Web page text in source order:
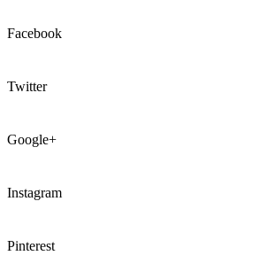
Facebook
Twitter
Google+
Instagram
Pinterest